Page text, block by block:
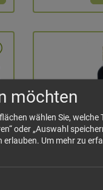
möchten
wählen Sie, welche
oder „Auswahl
erlauben. Um mehr zu